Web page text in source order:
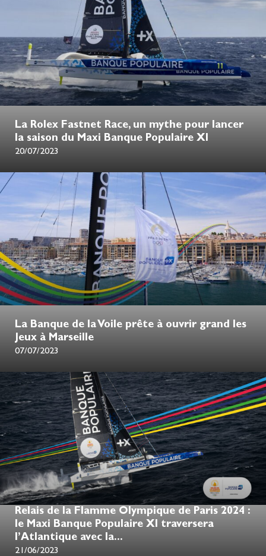
La Rolex Fastnet Race, un mythe pour lancer
la saison du Maxi Banque Populaire XI
20/07/2023
La Banque de la Voile prête à ouvrir grand les
Jeux à Marseille
07/07/2023
Relais de la Flamme Olympique de Paris 2024 :
le Maxi Banque Populaire XI traversera
l’Atlantique avec la...
21/06/2023